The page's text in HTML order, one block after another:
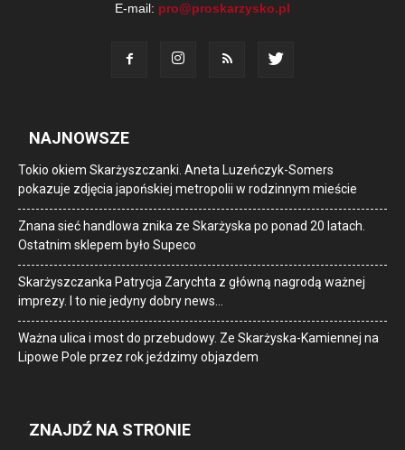
E-mail: pro@proskarzysko.pl
NAJNOWSZE
Tokio okiem Skarżyszczanki. Aneta Luzeńczyk-Somers
pokazuje zdjęcia japońskiej metropolii w rodzinnym mieście
Znana sieć handlowa znika ze Skarżyska po ponad 20 latach.
Ostatnim sklepem było Supeco
Skarżyszczanka Patrycja Zarychta z główną nagrodą ważnej
imprezy. I to nie jedyny dobry news…
Ważna ulica i most do przebudowy. Ze Skarżyska-Kamiennej na
Lipowe Pole przez rok jeździmy objazdem
ZNAJDŹ NA STRONIE